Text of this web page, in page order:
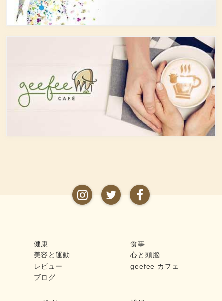
酵させて造られたもの。蒸留酒
は、この発酵された醸造酒をさ
らに蒸留して作られたものでス
で、蒸留酒は一般的には40度～
50度、最大で90度台のアルコー
ルとなります。以下が主なお酒
の醸造酒と蒸留酒の分類です。
免疫力を向上させる亜鉛の吸収
を助けるケルセチン
免疫力を保つことは、コロナウ
イルスの対策に限らず風邪やイ
ンフルエンザなど、さまざまな
疾患に対して人の体に有益な効
果を与えます。その免疫システ
ムを維持するのに重要な働きを
するのが亜鉛。
健康
食事
美容と運動
心と頭脳
レビュー
geefee カフェ
ブログ